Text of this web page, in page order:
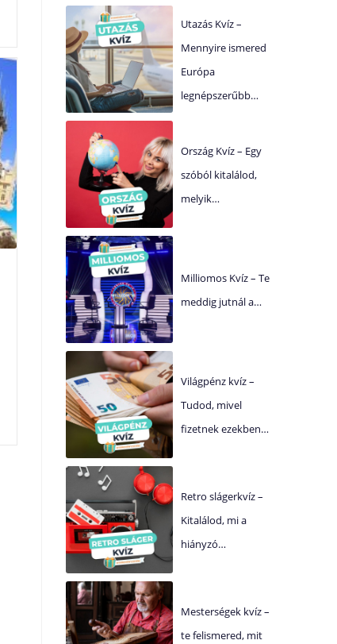
Utazás Kvíz –
Mennyire ismered
Európa
legnépszerűbb…
Ország Kvíz – Egy
szóból kitalálod,
melyik…
Milliomos Kvíz – Te
meddig jutnál a…
Világpénz kvíz –
Tudod, mivel
fizetnek ezekben…
Retro slágerkvíz –
Kitalálod, mi a
hiányzó…
Mesterségek kvíz –
te felismered, mit